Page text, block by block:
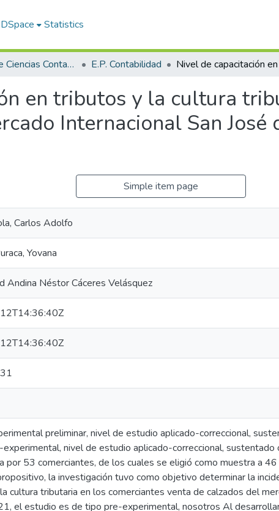
Statistics
Facultad de Ciencias Contables y Financieras E.P. Contabilidad
en tributos y la cultura
Internacional San José
Simple item page
Carlos Adolfo
Yovana
Andina Néstor Cáceres Velásquez
preliminar, nivel de estudio aplicado-correccional,
nivel de estudio aplicado-correccional,
por 53 comerciantes, de los cuales se eligió como muestra a
la investigación tuvo como objetivo determinar la
cultura tributaria en los comerciantes venta de calzados del
el estudio es de tipo pre-experimental, nosotros Al